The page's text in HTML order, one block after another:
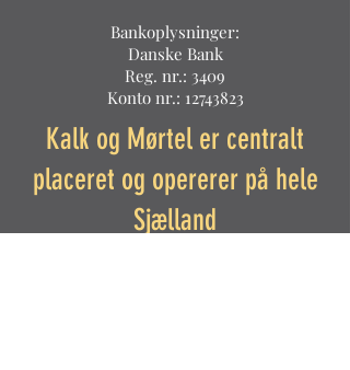
Kalk og Mørtel er centralt
placeret og opererer på hele
Sjælland
Bankoplysninger:
Danske Bank
Reg. nr.: 3409
Konto nr.: 12743823